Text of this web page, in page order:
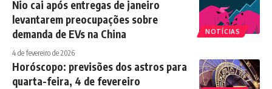
NOTÍCIAS
Nio cai após entregas de janeiro
levantarem preocupações sobre
demanda de EVs na China
4 de fevereiro de 2026
Horóscopo: previsões dos astros para
quarta-feira, 4 de fevereiro